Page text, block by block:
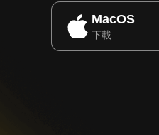
MacOS
下載